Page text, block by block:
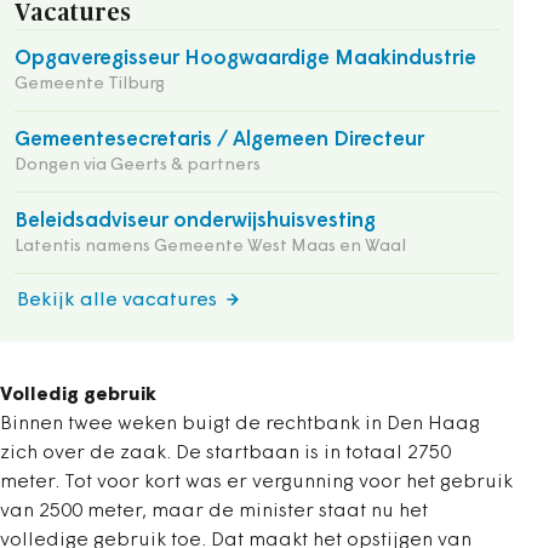
Vacatures
Opgaveregisseur Hoogwaardige Maakindustrie
Gemeente Tilburg
Gemeentesecretaris / Algemeen Directeur
Dongen via Geerts & partners
Beleidsadviseur onderwijshuisvesting
Latentis namens Gemeente West Maas en Waal
Bekijk alle vacatures
Volledig gebruik
Binnen twee weken buigt de rechtbank in Den Haag
zich over de zaak. De startbaan is in totaal 2750
meter. Tot voor kort was er vergunning voor het gebruik
van 2500 meter, maar de minister staat nu het
volledige gebruik toe. Dat maakt het opstijgen van